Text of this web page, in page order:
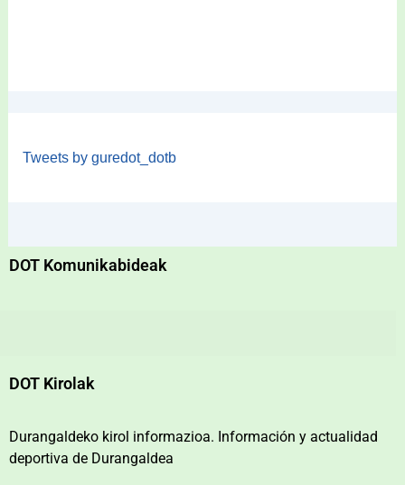
Tweets by guredot_dotb
DOT Komunikabideak
DOT Kirolak
Durangaldeko kirol informazioa. Información y actualidad
deportiva de Durangaldea